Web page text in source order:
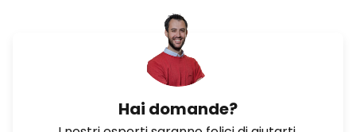
Hai domande?